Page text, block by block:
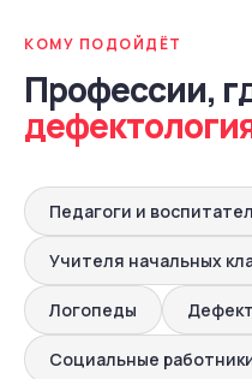
КОМУ ПОДОЙДЁТ
Профессии,
Педагоги и
Учителя начальных
Логопеды
Социальные